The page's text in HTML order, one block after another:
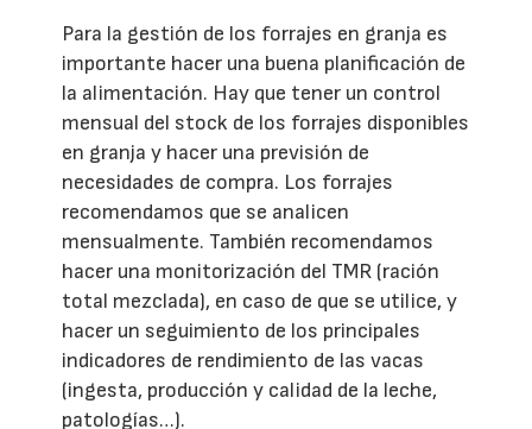
Para la gestión de los forrajes en granja es
importante hacer una buena planificación de
la alimentación. Hay que tener un control
mensual del stock de los forrajes disponibles
en granja y hacer una previsión de
necesidades de compra. Los forrajes
recomendamos que se analicen
mensualmente. También recomendamos
hacer una monitorización del TMR (ración
total mezclada), en caso de que se utilice, y
hacer un seguimiento de los principales
indicadores de rendimiento de las vacas
(ingesta, producción y calidad de la leche,
patologías…).